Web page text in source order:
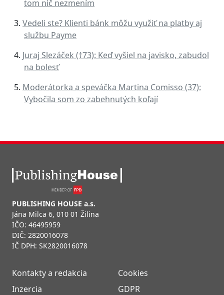
tom nič nezmením
Vedeli ste? Klienti bánk môžu využiť na platby aj
službu Payme
Juraj Slezáček (†73): Keď vyšiel na javisko, zabudol
na bolesť
Moderátorka a speváčka Martina Comisso (37):
Vybočila som zo zabehnutých koľají
PUBLISHING HOUSE a.s.
Jána Milca 6, 010 01 Žilina
IČO: 46495959
DIČ: 2820016078
IČ DPH: SK2820016078
Kontakty a redakcia
Inzercia
Cookies
GDPR